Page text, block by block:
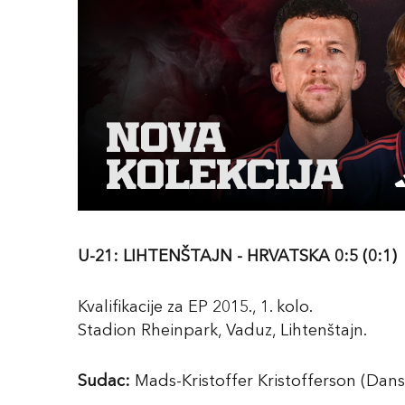
U-21: LIHTENŠTAJN - HRVATSKA 0:5 (0:1)
Kvalifikacije za EP 2015., 1. kolo.
Stadion Rheinpark, Vaduz, Lihtenštajn.
Sudac: Mads-Kristoffer Kristofferson